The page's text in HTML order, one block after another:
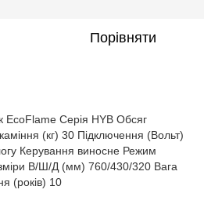
Порівняти
EcoFlame Серія HYB Обсяг
(кг) 30 Підключення (Вольт)
Керування виносне Режим
В/Ш/Д (мм) 760/430/320 Вага
(років) 10